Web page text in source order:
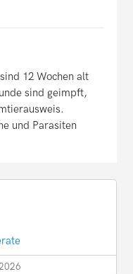
12 Wochen alt
sind geimpft,
und Parasiten